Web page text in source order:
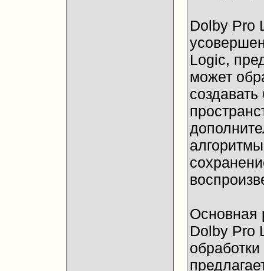
Dolby Pro
Logic,
может
Основная
Dolby Pro